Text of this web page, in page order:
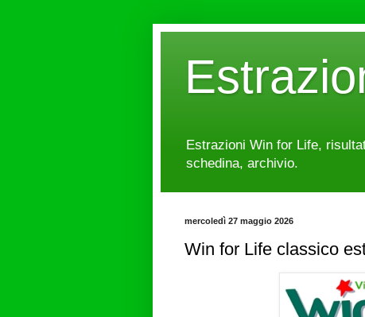
Estrazioni Win for Life,
schedina, archivio.
mercoledì 27 maggio 2026
Win for Life classico